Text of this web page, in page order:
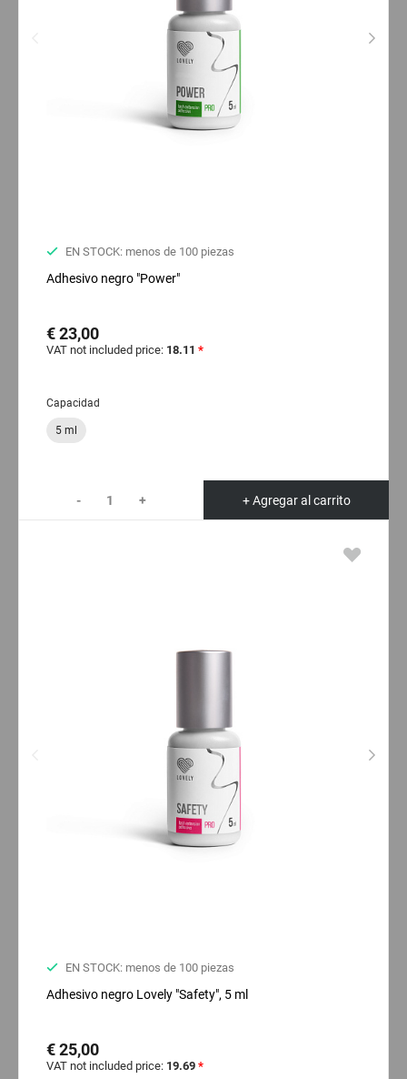
EN STOCK: menos de 100 piezas
Adhesivo negro "Power"
€ 23,00
VAT not included price: 18.11 *
Capacidad
5 ml
- + + Agregar al carrito
EN STOCK: menos de 100 piezas
Adhesivo negro Lovely "Safety", 5 ml
€ 25,00
VAT not included price: 19.69 *